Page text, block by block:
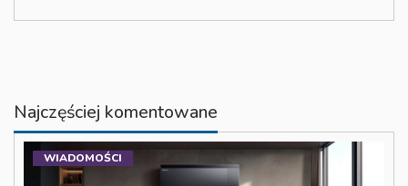
Najczęściej komentowane
WIADOMOŚCI